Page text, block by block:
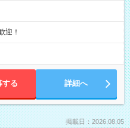
迎！
する 詳細へ
掲載日：2026.08.05